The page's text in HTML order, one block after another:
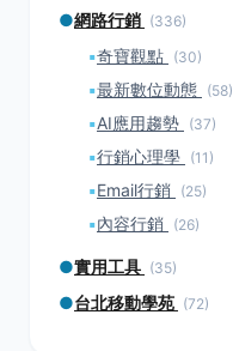
●網路行銷 (336)
▪奇寶觀點 (30)
▪最新數位動態 (58)
▪AI應用趨勢 (37)
▪行銷心理學 (11)
▪Email行銷 (25)
▪內容行銷 (26)
●實用工具 (35)
●台北移動學苑 (72)